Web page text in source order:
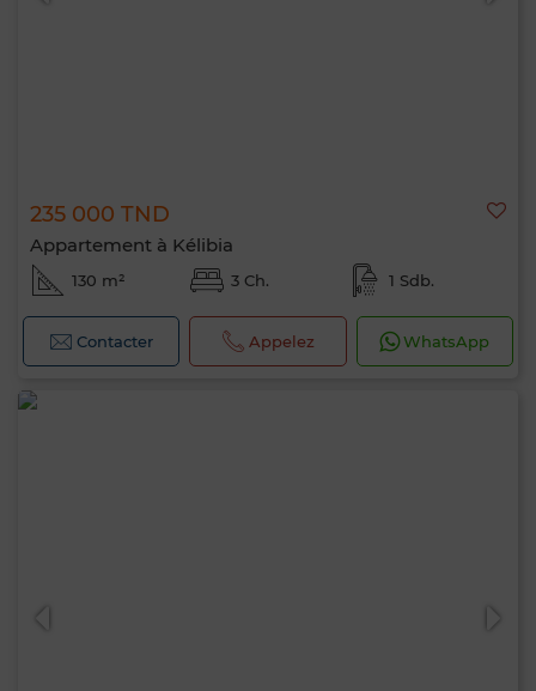
235 000 TND
Appartement à Kélibia
130 m² 3 Ch. 1 Sdb.
Contacter Appelez WhatsApp